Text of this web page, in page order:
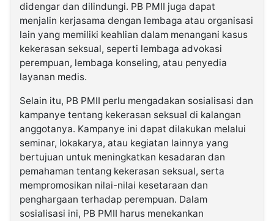
didengar dan dilindungi. PB PMII juga dapat
menjalin kerjasama dengan lembaga atau organisasi
lain yang memiliki keahlian dalam menangani kasus
kekerasan seksual, seperti lembaga advokasi
perempuan, lembaga konseling, atau penyedia
layanan medis.
Selain itu, PB PMII perlu mengadakan sosialisasi dan
kampanye tentang kekerasan seksual di kalangan
anggotanya. Kampanye ini dapat dilakukan melalui
seminar, lokakarya, atau kegiatan lainnya yang
bertujuan untuk meningkatkan kesadaran dan
pemahaman tentang kekerasan seksual, serta
mempromosikan nilai-nilai kesetaraan dan
penghargaan terhadap perempuan. Dalam
sosialisasi ini, PB PMII harus menekankan